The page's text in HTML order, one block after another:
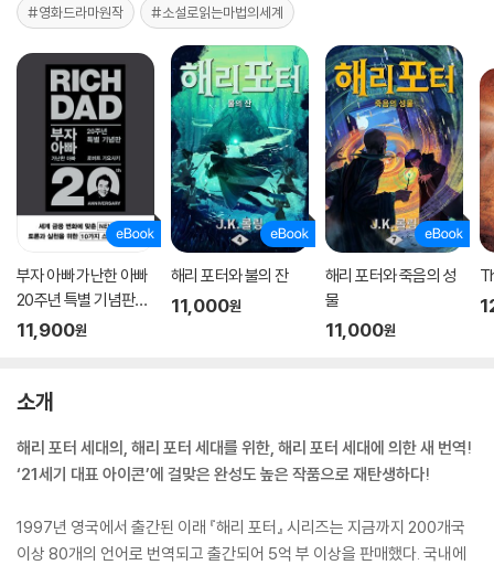
#영화드라마원작 #소설로읽는마법의세계
부자 아빠 가난한 아빠
20주년 특별 기념판
[부자 아빠 가난한 아빠
11,900원
해리 포터와 불의 잔
11,000원
해리 포터와 죽음의 성
물
11,000원
소개
해리 포터 세대의, 해리 포터 세대를 위한, 해리 포터 세대에 의한 새 번역!
‘21세기 대표 아이콘’에 걸맞은 완성도 높은 작품으로 재탄생하다!
1997년 영국에서 출간된 이래 『해리 포터』 시리즈는 지금까지 200개국
이상 80개의 언어로 번역되고 출간되어 5억 부 이상을 판매했다. 국내에